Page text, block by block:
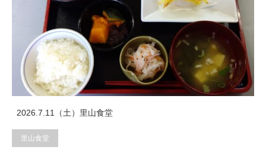
2026.7.11（土）里山食堂
里山食堂